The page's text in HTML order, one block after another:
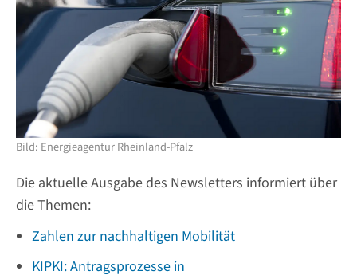
Bild: Energieagentur Rheinland-Pfalz
Die aktuelle Ausgabe des Newsletters informiert über
die Themen:
Zahlen zur nachhaltigen Mobilität
KIPKI: Antragsprozesse in